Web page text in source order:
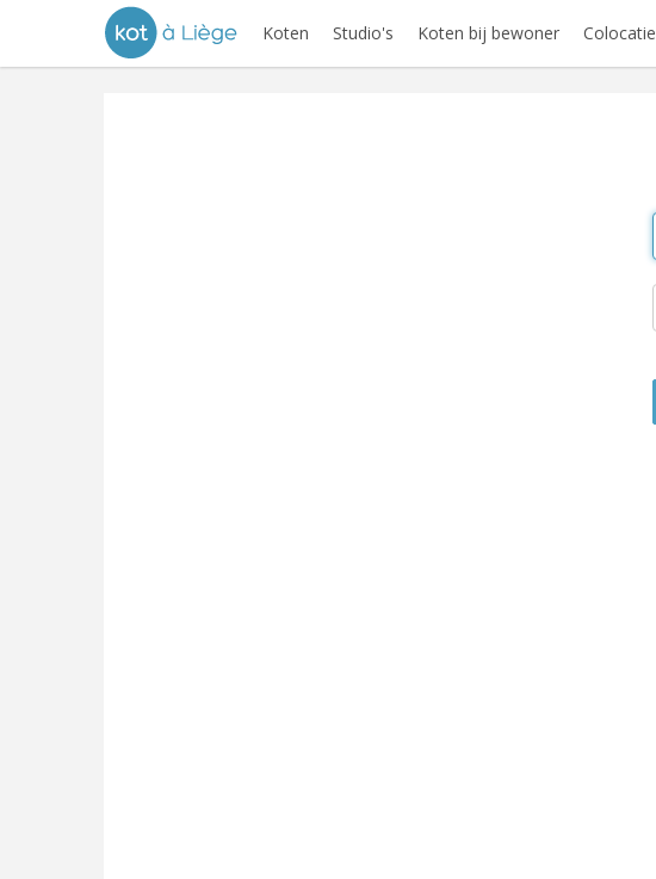
Koten Studio's Koten bij bewoner Colocatie